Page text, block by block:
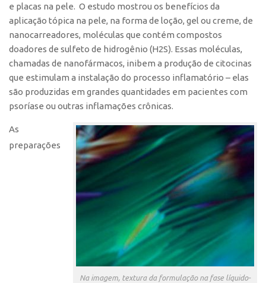
CEPIX
CPEs
PRPI/USP
InovaUSP
Eventos
Agenda AUSPIN
Premiações
Edição 2019
Edição 2017
e placas na pele. O estudo mostrou os benefícios da
aplicação tópica na pele, na forma de loção, gel ou creme, de
nanocarreadores, moléculas que contém compostos
doadores de sulfeto de hidrogênio (H2S). Essas moléculas,
chamadas de nanofármacos, inibem a produção de citocinas
que estimulam a instalação do processo inflamatório – elas
são produzidas em grandes quantidades em pacientes com
psoríase ou outras inflamações crônicas.
Na imagem, textura da formulação na fase líquido-
As
preparações